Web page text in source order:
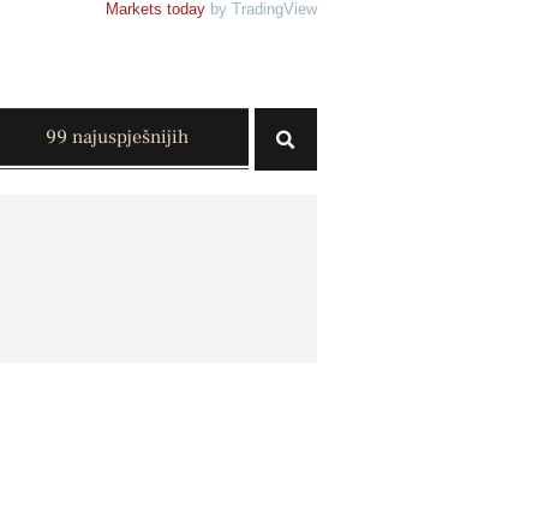
Markets today by TradingView
99 najuspješnijih